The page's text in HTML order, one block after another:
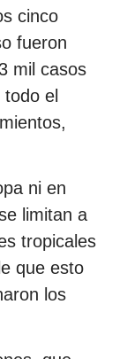
cinco
fueron
mil casos
todo el
ni en
limitan a
tropicales
que esto
los